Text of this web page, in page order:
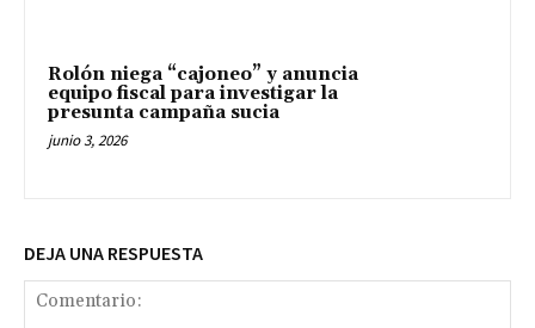
Rolón niega “cajoneo” y anuncia
equipo fiscal para investigar la
presunta campaña sucia
junio 3, 2026
DEJA UNA RESPUESTA